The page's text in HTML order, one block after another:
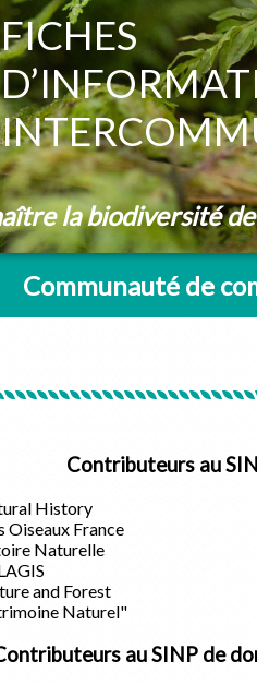
FICHES
la biodiversité
Communauté de
Contributeurs au
History
Oiseaux France
Naturelle
and Forest
Naturel"
au SINP de